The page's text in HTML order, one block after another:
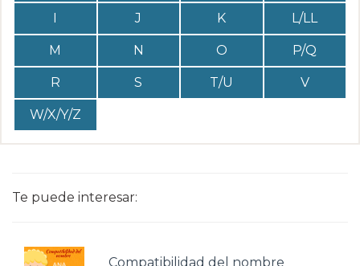
I J K L/LL
M N O P/Q
R S T/U V
W/X/Y/Z
Te puede interesar:
Compatibilidad del nombre